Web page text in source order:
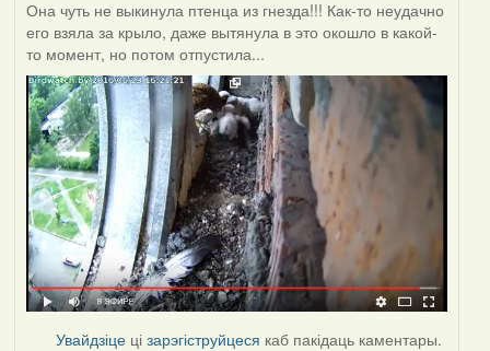
Она чуть не выкинула птенца из гнезда!!! Как-то неудачно
его взяла за крыло, даже вытянула в это окошло в какой-
то момент, но потом отпустила...
Увайдзіце цізарэгіструйцеся каб пакідаць каментары.